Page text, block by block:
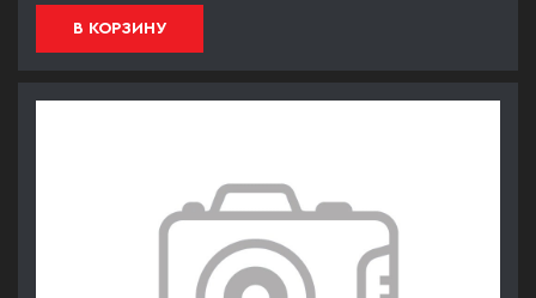
В КОРЗИНУ